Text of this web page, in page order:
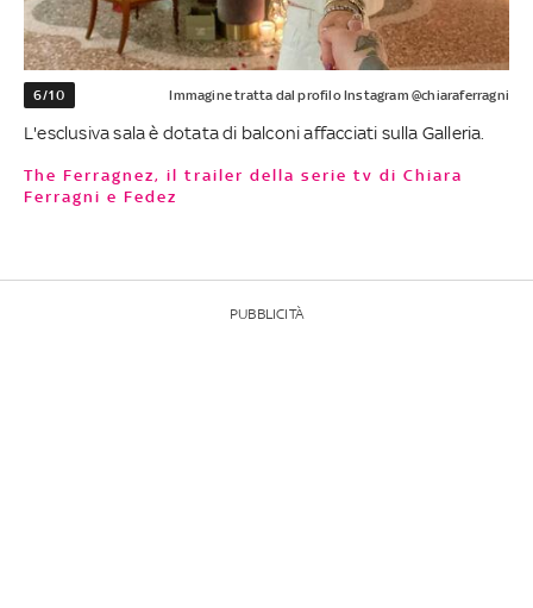
6/10 Immagine tratta dal profilo Instagram @chiaraferragni
L'esclusiva sala è dotata di balconi affacciati sulla Galleria.
The Ferragnez, il trailer della serie tv di Chiara
Ferragni e Fedez
PUBBLICITÀ